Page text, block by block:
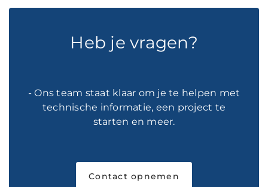
Heb je vragen?
- Ons team staat klaar om je te helpen met
technische informatie, een project te
starten en meer.
Contact opnemen